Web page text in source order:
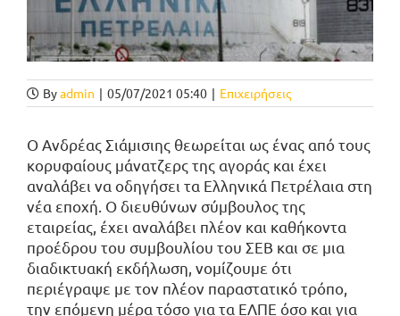
Byadmin | 05/07/2021 05:40 | Επιχειρήσεις
Ο Ανδρέας Σιάμισιης θεωρείται ως ένας από τους
κορυφαίους μάνατζερς της αγοράς και έχει
αναλάβει να οδηγήσει τα Ελληνικά Πετρέλαια στη
νέα εποχή. Ο διευθύνων σύμβουλος της
εταιρείας, έχει αναλάβει πλέον και καθήκοντα
προέδρου του συμβουλίου του ΣΕΒ και σε μια
διαδικτυακή εκδήλωση, νομίζουμε ότι
περιέγραψε με τον πλέον παραστατικό τρόπο,
την επόμενη μέρα τόσο για τα ΕΛΠΕ όσο και για